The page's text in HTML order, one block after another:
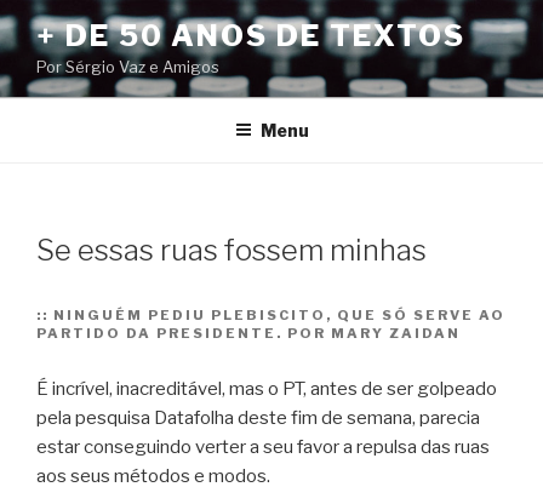
Pular
para
o
conteúdo
+ DE 50 ANOS DE TEXTOS
Por Sérgio Vaz e Amigos
Menu
Se essas ruas fossem minhas
:: NINGUÉM PEDIU PLEBISCITO, QUE SÓ SERVE AO
PARTIDO DA PRESIDENTE. POR MARY ZAIDAN
É incrível, inacreditável, mas o PT, antes de ser golpeado
pela pesquisa Datafolha deste fim de semana, parecia
estar conseguindo verter a seu favor a repulsa das ruas
aos seus métodos e modos.